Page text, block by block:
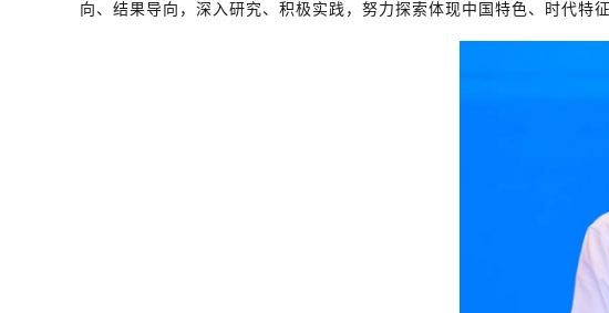
向、结果导向，深入研究、积极实践，努力探索体现中国特色、时代特